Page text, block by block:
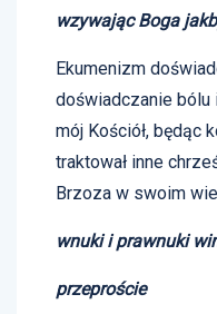
wzywając Boga
Ekumenizm
doświadczanie bólu
mój Kościół, będąc
traktował inne
Brzoza w swoim
wnuki i prawnuki
przeproście